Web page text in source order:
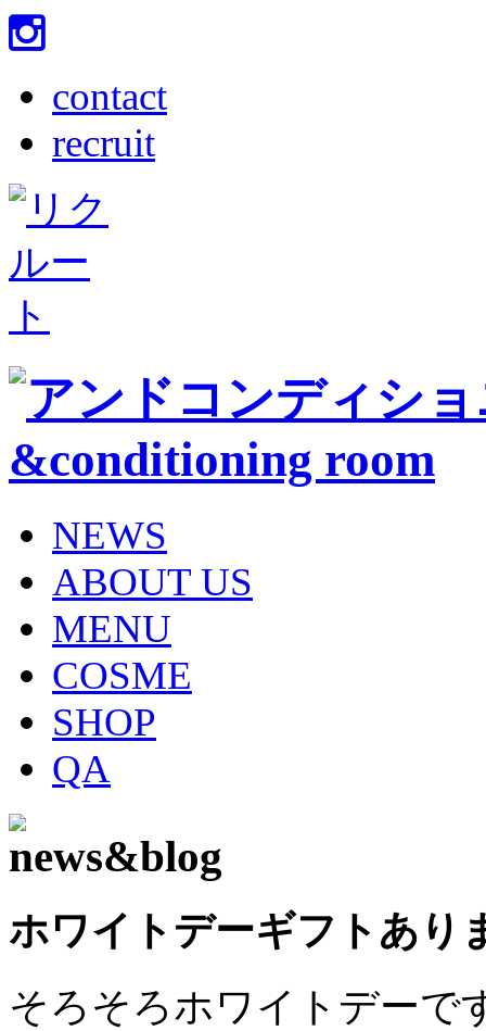
contact
recruit
NEWS
ABOUT US
MENU
COSME
SHOP
QA
ホワイトデーギフトあり
そろそろホワイトデーで